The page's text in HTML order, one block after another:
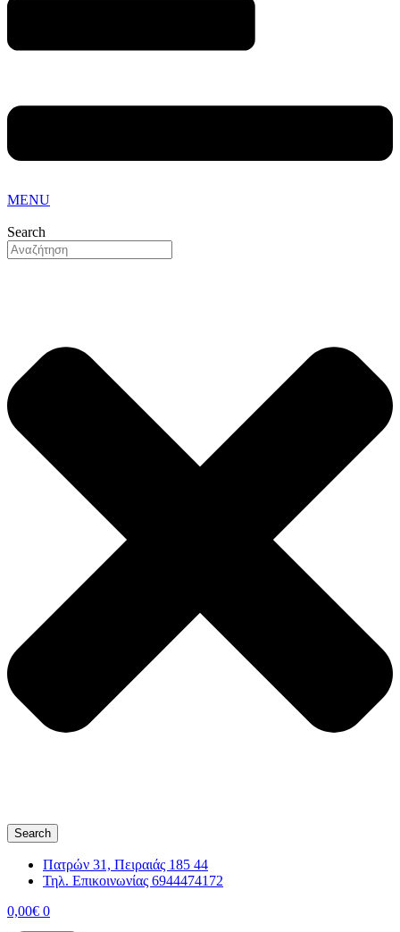
MENU
Search
Search
Πατρών 31, Πειραιάς 185 44
Τηλ. Επικοινωνίας 6944474172
0,00€ 0